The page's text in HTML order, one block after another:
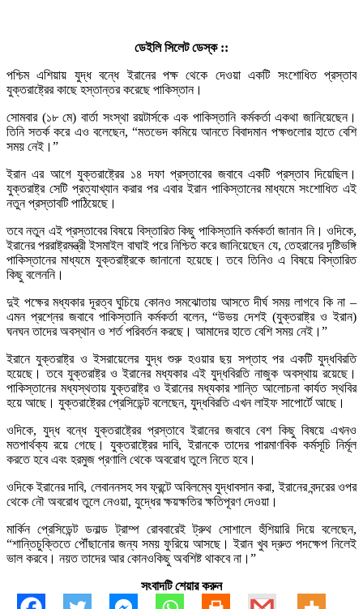
ডেইলি সিলেট ডেস্ক ::
পশ্চিম এশিয়ায় যুদ্ধ বন্ধে ইরানের পক্ষ থেকে দেওয়া একটি সংশোধিত প্রস্তাব
যুক্তরাষ্ট্রের কাছে হস্তান্তর করেছে পাকিস্তান।
সোমবার (১৮ মে) বার্তা সংস্থা রয়টার্সকে এক পাকিস্তানি কর্মকর্তা একথা জানিয়েছেন।
তিনি সতর্ক করে এও বলেছেন, “মতভেদ কমিয়ে আনতে বিবাদমান পক্ষগুলোর হাতে বেশি
সময় নেই।”
ইরান এর আগে যুক্তরাষ্ট্রের ১৪ দফা প্রস্তাবের জবাবে একটি প্রস্তাব দিয়েছিল।
যুক্তরাষ্ট্র সেটি প্রত্যাখ্যান করার পর এবার ইরান পাকিস্তানের মাধ্যমে সংশোধিত এই
নতুন প্রস্তাবটি পাঠিয়েছে।
তবে নতুন এই প্রস্তাবের বিষয়ে বিস্তারিত কিছু পাকিস্তানি কর্মকর্তা জানান নি। ওদিকে,
ইরানের পররাষ্ট্রমন্ত্রী ইসমাইল বাঘাই পরে নিশ্চিত করে জানিয়েছেন যে, তেহরানের দৃষ্টিভঙ্গি
পাকিস্তানের মাধ্যমে যুক্তরাষ্ট্রকে জানানো হয়েছে। তবে তিনিও এ বিষয়ে বিস্তারিত
কিছু বলেননি।
দুই পক্ষের মধ্যকার দূরত্ব ঘুচিয়ে কোনও সমঝোতায় আসতে দীর্ঘ সময় লাগবে কি না –
এমন প্রশ্নের জবাবে পাকিস্তানি কর্মকর্তা বলেন, “উভয় দেশই (যুক্তরাষ্ট্র ও ইরান)
ঘনঘন তাদের অবস্থান ও শর্ত পরিবর্তন করছে। আমাদের হাতে বেশি সময় নেই।”
ইরানে যুক্তরাষ্ট্র ও ইসরায়েলের যুদ্ধ শুরু হওয়ার ছয় সপ্তাহ পর একটি যুদ্ধবিরতি
হয়েছে। তবে যুক্তরাষ্ট্র ও ইরানের মধ্যকার এই যুদ্ধবিরতি নাজুক অবস্থায় রয়েছে।
পাকিস্তানের মধ্যস্থতায় যুক্তরাষ্ট্র ও ইরানের মধ্যকার শান্তি আলোচনা কার্যত স্থবির
হয়ে আছে। যুক্তরাষ্ট্রের প্রেসিডেন্ট বলেছেন, যুদ্ধবিরতি এখন লাইফ সাপোর্টে আছে।
ওদিকে, যুদ্ধ বন্ধে যুক্তরাষ্ট্রের প্রস্তাবে ইরানের জবাবে বেশ কিছু বিষয়ে এখনও
মতপার্থক্য রয়ে গেছে। যুক্তরাষ্ট্রের দাবি, ইরানকে তাদের পারমাণবিক কর্মসূচি নির্মূল
করতে হবে এবং হরমুজ প্রণালি থেকে অবরোধ তুলে নিতে হবে।
ওদিকে ইরানের দাবি, লেবাননসহ সব ফ্রন্টে অবিলম্বে যুদ্ধাবসান করা, ইরানের বন্দরের ওপর
থেকে নৌ অবরোধ তুলে নেওয়া, যুদ্ধের ক্ষয়ক্ষতির ক্ষতিপূরণ দেওয়া।
মার্কিন প্রেসিডেন্ট ডনাল্ড ট্রাম্প রোববারেই ট্রুথ সোশালে হুঁশিয়ারি দিয়ে বলেছেন,
“শান্তিচুক্তিতে পৌঁছানোর জন্য সময় ফুরিয়ে আসছে। ইরান খুব দ্রুত পদক্ষেপ নিলেই
ভাল করবে। নয়ত তাদের আর কোনওকিছু অবশিষ্ট থাকবে না।”
সংবাদটি শেয়ার করুন